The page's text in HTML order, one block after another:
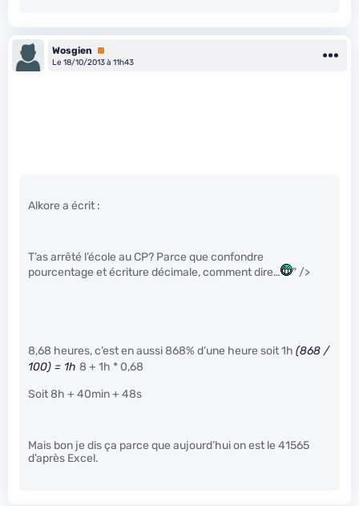
Wosgien
Premium
Le 18/10/2013 à 11h43
Alkore a écrit :
T’as arrêté l’école au CP? Parce que confondre
pourcentage et écriture décimale, comment dire…
" />
8,68 heures, c’est en aussi 868% d’une heure soit 1h (868 /
100) = 1h 8 + 1h * 0,68
Soit 8h + 40min + 48s
Mais bon je dis ça parce que aujourd’hui on est le 41565
d’après Excel.